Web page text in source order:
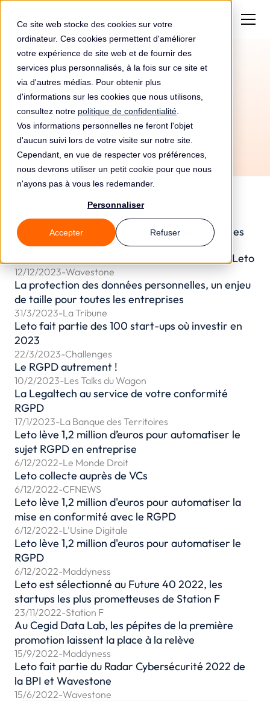
Ce site web stocke des cookies sur votre
ordinateur. Ces cookies permettent d'améliorer
votre expérience de site web et de fournir des
services plus personnalisés, à la fois sur ce site et
via d'autres médias. Pour obtenir plus
d'informations sur les cookies que nous utilisons,
consultez notre politique de confidentialité
Vos informations personnelles ne feront l'objet
d'aucun suivi lors de votre visite sur notre site.
Cependant, en vue de respecter vos préférences,
nous devrons utiliser un petit cookie pour que nous
n'ayons pas à vous les redemander.
Personnaliser
Accepter Refuser
Formation : des formats de plus en plus flexibles
20/5/2025-Option Finance
Radar des RegTechs 2023 - Mise en avant de Leto
12/12/2023-Wavestone
La protection des données personnelles, un enjeu
de taille pour toutes les entreprises
31/3/2023-La Tribune
Leto fait partie des 100 start-ups où investir en
2023
22/3/2023-Challenges
Le RGPD autrement !
10/2/2023-Les Talks du Wagon
La Legaltech au service de votre conformité
RGPD
17/1/2023-La Banque des Territoires
Leto lève 1,2 million d’euros pour automatiser le
sujet RGPD en entreprise
6/12/2022-Le Monde Droit
Leto collecte auprès de VCs
6/12/2022-CFNEWS
Leto lève 1,2 million d'euros pour automatiser la
mise en conformité avec le RGPD
6/12/2022-L'Usine Digitale
Leto lève 1,2 million d'euros pour automatiser le
RGPD
6/12/2022-Maddyness
Leto est sélectionné au Future 40 2022, les
startups les plus prometteuses de Station F
23/11/2022-Station F
Au Cegid Data Lab, les pépites de la première
promotion laissent la place à la relève
15/9/2022-Maddyness
Leto fait partie du Radar Cybersécurité 2022 de
la BPI et Wavestone
15/6/2022-Wavestone